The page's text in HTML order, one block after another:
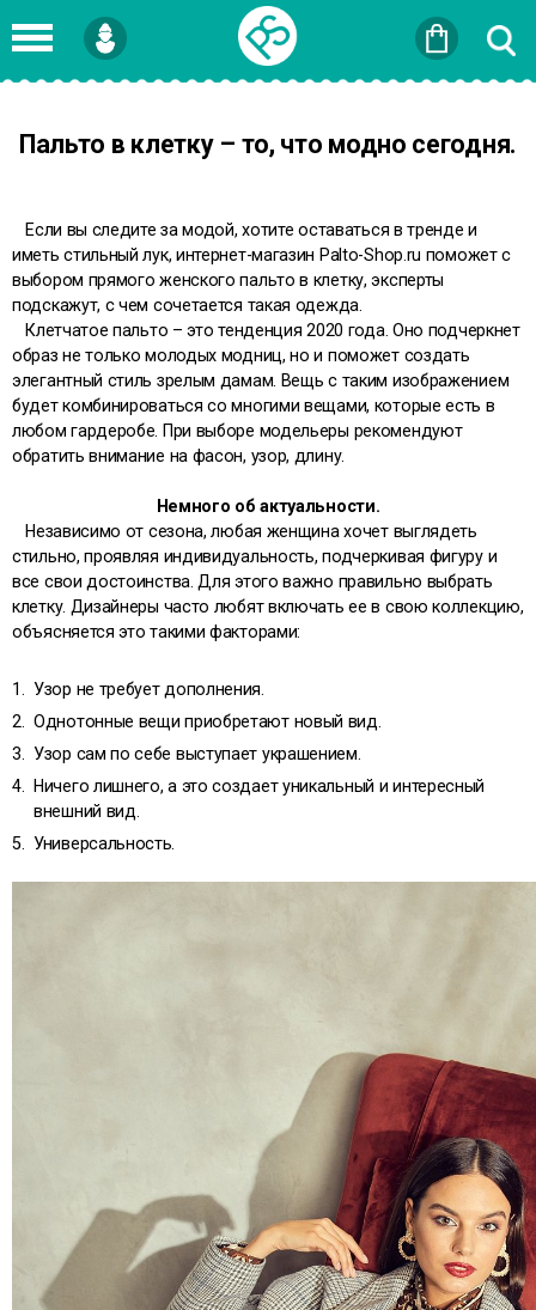
Войти
Пальто в клетку – то, что модно сегодня.
Если вы следите за модой, хотите оставаться в тренде и
иметь стильный лук, интернет-магазин Palto-Shop.ru поможет с
выбором прямого женского пальто в клетку, эксперты
подскажут, с чем сочетается такая одежда.
Клетчатое пальто – это тенденция 2020 года. Оно подчеркнет
образ не только молодых модниц, но и поможет создать
элегантный стиль зрелым дамам. Вещь с таким изображением
будет комбинироваться со многими вещами, которые есть в
любом гардеробе. При выборе модельеры рекомендуют
обратить внимание на фасон, узор, длину.
Немного об актуальности.
Независимо от сезона, любая женщина хочет выглядеть
стильно, проявляя индивидуальность, подчеркивая фигуру и
все свои достоинства. Для этого важно правильно выбрать
клетку. Дизайнеры часто любят включать ее в свою коллекцию,
объясняется это такими факторами:
Узор не требует дополнения.
Однотонные вещи приобретают новый вид.
Узор сам по себе выступает украшением.
Ничего лишнего, а это создает уникальный и интересный
внешний вид.
Универсальность.